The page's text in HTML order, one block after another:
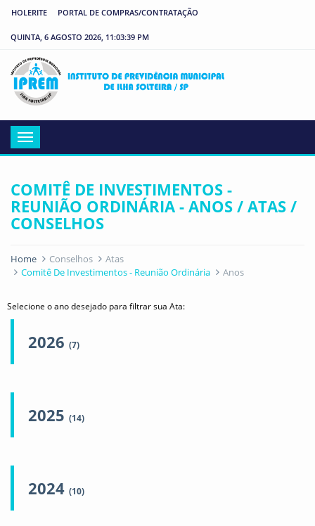
HOLERITE PORTAL DE COMPRAS/CONTRATAÇÃO
QUINTA, 6 AGOSTO 2026, 11:03:39 PM
Menu
COMITÊ DE INVESTIMENTOS -
REUNIÃO ORDINÁRIA - ANOS / ATAS /
CONSELHOS
Home Conselhos
Atas
Comitê De Investimentos - Reunião Ordinária
Anos
Selecione o ano desejado para filtrar sua Ata:
2026 (7)
2025 (14)
2024 (10)